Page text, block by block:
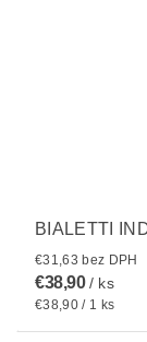
BIALETTI
€31,63 bez DPH
€38,90/ ks
€38,90 / 1 ks